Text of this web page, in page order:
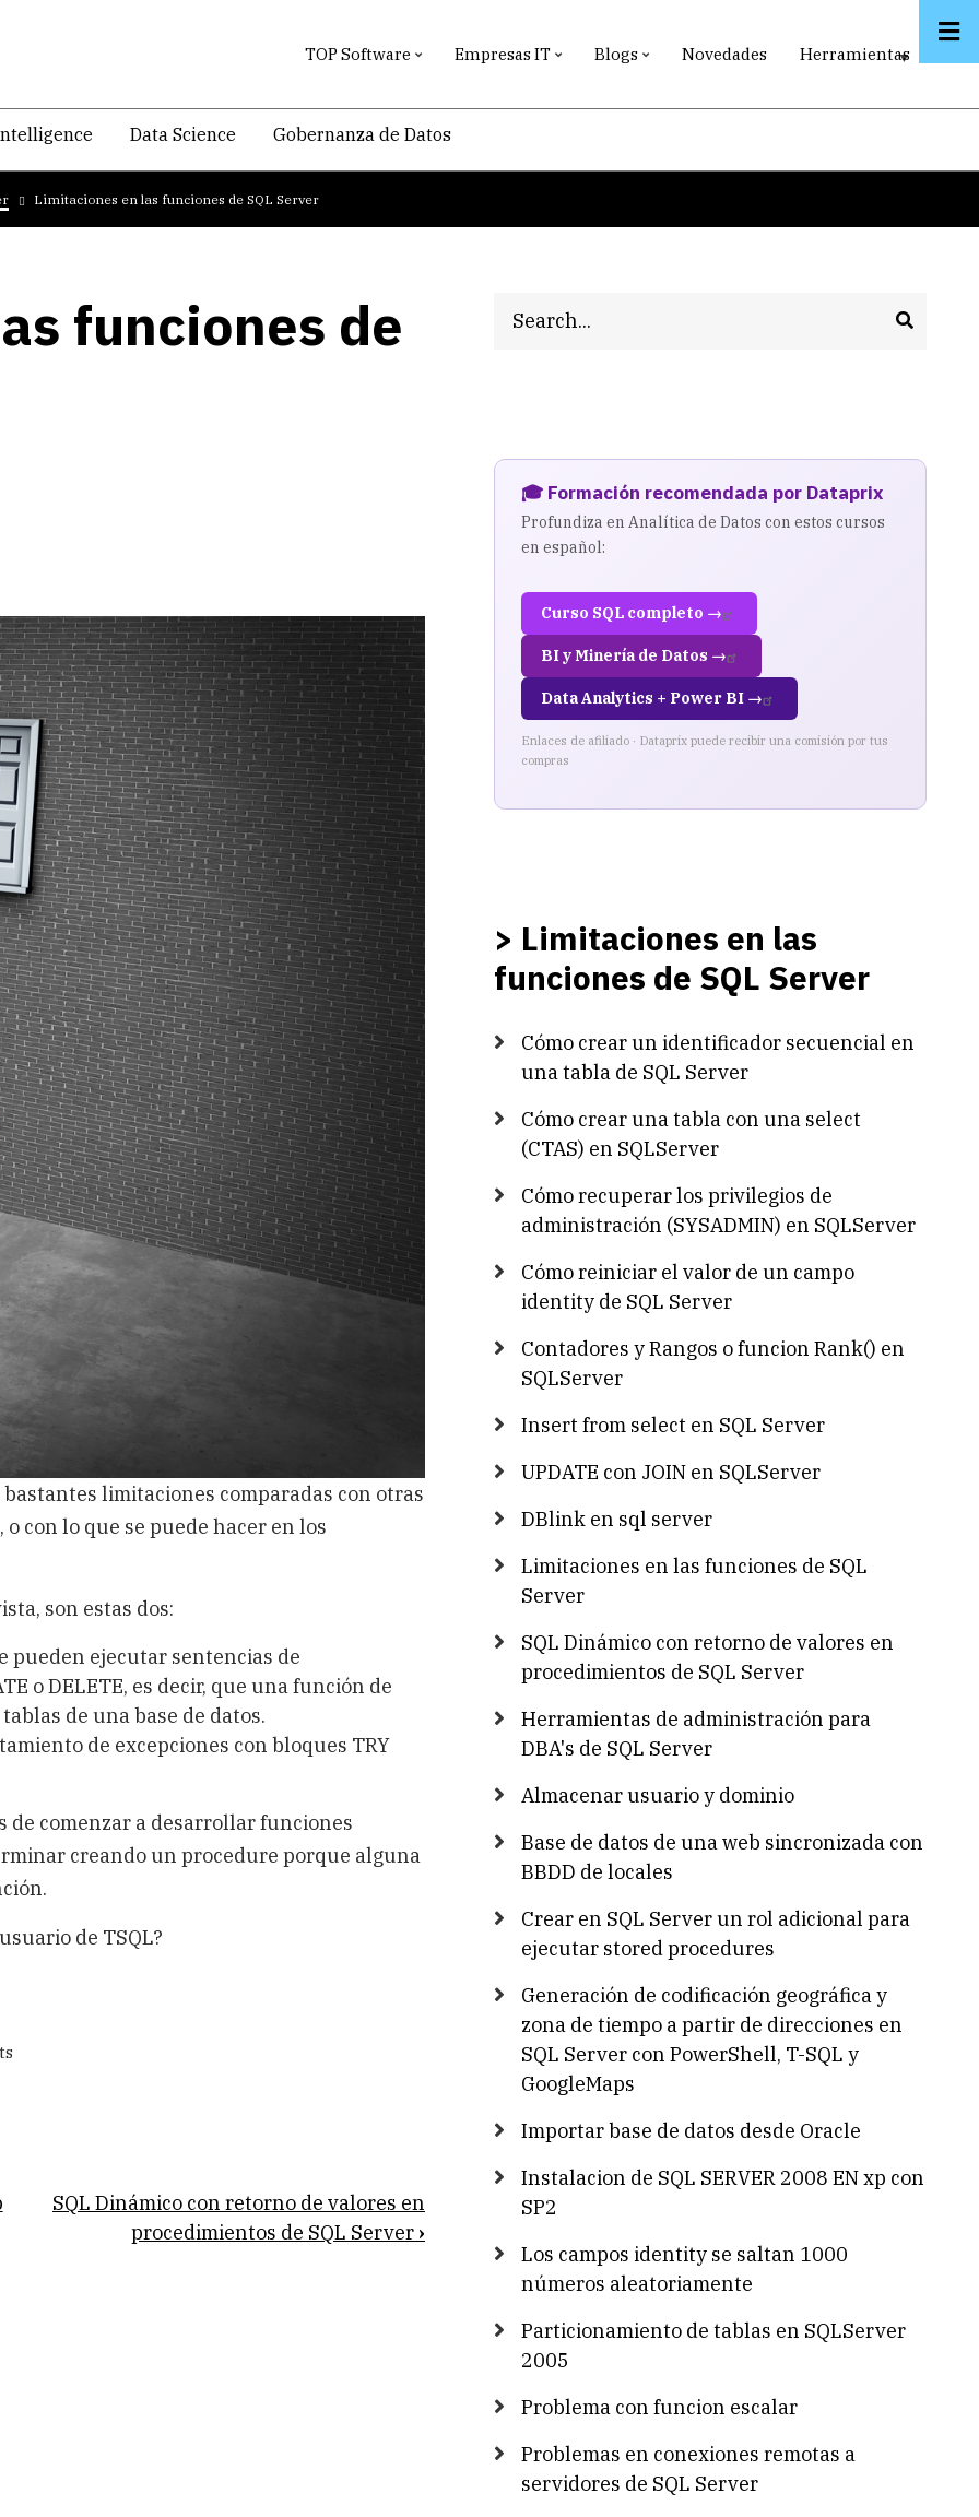
TOP Software Empresas IT Blogs Novedades Herramientas
Data Science Gobernanza de Datos
Limitaciones en las funciones de SQL Server
funciones de
limitaciones comparadas con otras
con lo que se puede hacer en los
son estas dos:
pueden ejecutar sentencias de
o DELETE, es decir, que una función de
de una base de datos.
de excepciones con bloques TRY
comenzar a desarrollar funciones
creando un procedure porque alguna
de TSQL?
SQL Dinámico con retorno de valores en
procedimientos de SQL Server ›
🎓 Formación recomendada por Dataprix
Profundiza en Analítica de Datos con estos cursos
en español:
Curso SQL completo →
BI y Minería de Datos →
Data Analytics + Power BI →
Enlaces de afiliado · Dataprix puede recibir una comisión por tus
compras
> Limitaciones en las
funciones de SQL Server
Cómo crear un identificador secuencial en
una tabla de SQL Server
Cómo crear una tabla con una select
(CTAS) en SQLServer
Cómo recuperar los privilegios de
administración (SYSADMIN) en SQLServer
Cómo reiniciar el valor de un campo
identity de SQL Server
Contadores y Rangos o funcion Rank() en
SQLServer
Insert from select en SQL Server
UPDATE con JOIN en SQLServer
DBlink en sql server
Limitaciones en las funciones de SQL
Server
SQL Dinámico con retorno de valores en
procedimientos de SQL Server
Herramientas de administración para
DBA's de SQL Server
Almacenar usuario y dominio
Base de datos de una web sincronizada con
BBDD de locales
Crear en SQL Server un rol adicional para
ejecutar stored procedures
Generación de codificación geográfica y
zona de tiempo a partir de direcciones en
SQL Server con PowerShell, T-SQL y
GoogleMaps
Importar base de datos desde Oracle
Instalacion de SQL SERVER 2008 EN xp con
SP2
Los campos identity se saltan 1000
números aleatoriamente
Particionamiento de tablas en SQLServer
2005
Problema con funcion escalar
Problemas en conexiones remotas a
servidores de SQL Server